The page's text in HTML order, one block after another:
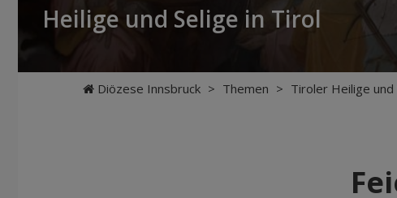
Heilige und Selige in Tirol
Diözese Innsbruck > Themen > Tiroler Heilige und